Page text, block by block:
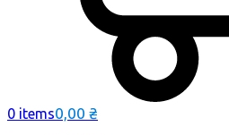
0 items0,00 ₴